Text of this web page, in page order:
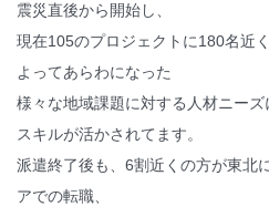
震災直後から開始し、
現在105のプロジェクトに180名近
よってあらわになった
様々な地域課題に対する人材ニーズ
スキルが活かされてます。
派遣終了後も、6割近くの方が東北
アでの転職、